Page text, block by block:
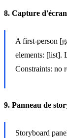
8. Capture
A first-person
elements: [list].
Constraints: no
9. Panneau de
Storyboard